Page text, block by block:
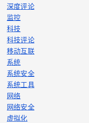
深度评论
监控
科技
科技评论
移动互联
系统
系统安全
系统工具
网络
网络安全
虚拟化